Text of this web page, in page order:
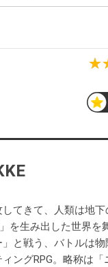
てきて、人類は地
を生み出した世界
と戦う、バトルは
ングRPG。略称は「